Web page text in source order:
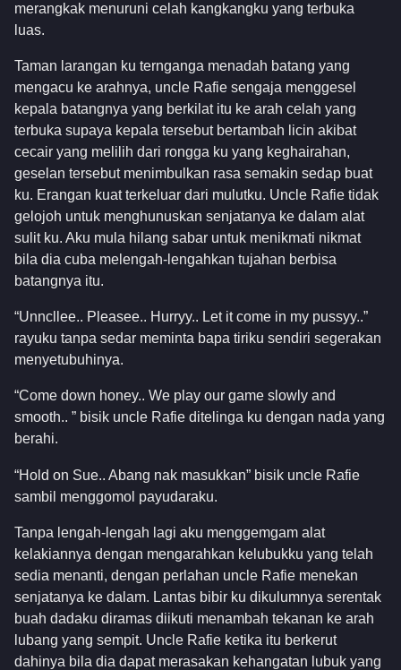
merangkak menuruni celah kangkangku yang terbuka
luas.
Taman larangan ku ternganga menadah batang yang
mengacu ke arahnya, uncle Rafie sengaja menggesel
kepala batangnya yang berkilat itu ke arah celah yang
terbuka supaya kepala tersebut bertambah licin akibat
cecair yang melilih dari rongga ku yang keghairahan,
geselan tersebut menimbulkan rasa semakin sedap buat
ku. Erangan kuat terkeluar dari mulutku. Uncle Rafie tidak
gelojoh untuk menghunuskan senjatanya ke dalam alat
sulit ku. Aku mula hilang sabar untuk menikmati nikmat
bila dia cuba melengah-lengahkan tujahan berbisa
batangnya itu.
“Unncllee.. Pleasee.. Hurryy.. Let it come in my pussyy..”
rayuku tanpa sedar meminta bapa tiriku sendiri segerakan
menyetubuhinya.
“Come down honey.. We play our game slowly and
smooth.. ” bisik uncle Rafie ditelinga ku dengan nada yang
berahi.
“Hold on Sue.. Abang nak masukkan” bisik uncle Rafie
sambil menggomol payudaraku.
Tanpa lengah-lengah lagi aku menggemgam alat
kelakiannya dengan mengarahkan kelubukku yang telah
sedia menanti, dengan perlahan uncle Rafie menekan
senjatanya ke dalam. Lantas bibir ku dikulumnya serentak
buah dadaku diramas diikuti menambah tekanan ke arah
lubang yang sempit. Uncle Rafie ketika itu berkerut
dahinya bila dia dapat merasakan kehangatan lubuk yang